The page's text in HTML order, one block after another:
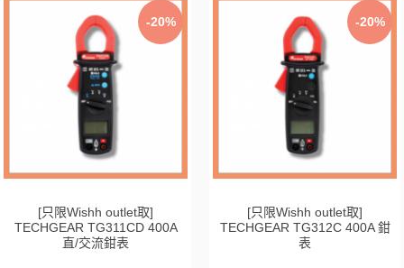
-20%
[只限Wishh outlet取]
TECHGEAR TG311CD 400A
直/交流鉗表
-20%
[只限Wishh outlet取]
TECHGEAR TG312C 400A 鉗
表